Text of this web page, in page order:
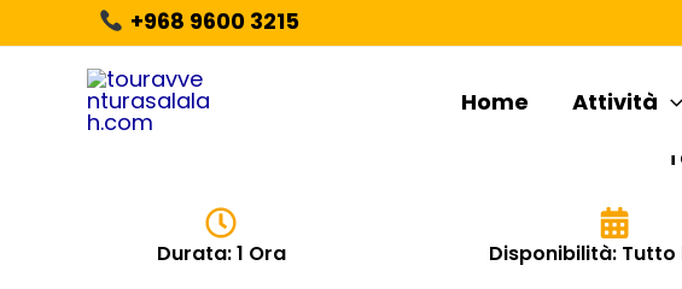
to
+968 9600 3215
Home Attività
Durata: 1 Ora Disponibilità: Tutto